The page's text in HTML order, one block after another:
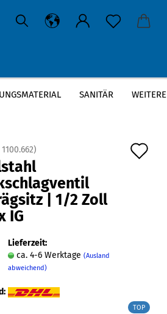
SANITÄR WEITERE
Schrägsitz | 1/2 Zoll | IG x IG
1100.662)
| 1/2 Zoll
IG
Lieferzeit:
ca. 4-6 Werktage (Ausland
abweichend)
TOP